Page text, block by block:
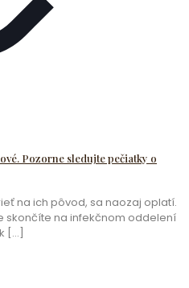
Pozorne sledujte pečiatky o
na ich pôvod, sa naozaj oplatí.
skončíte na infekčnom oddelení
[…]